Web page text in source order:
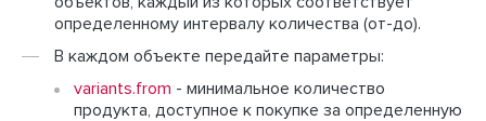
определенному интервалу количества (от-до).
В каждом объекте передайте параметры:
variants.from - минимальное количество
продукта, доступное к покупке за определенную